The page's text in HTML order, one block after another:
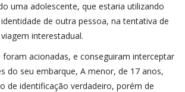
uma adolescente, que estaria utilizando
de outra pessoa, na tentativa de
interestadual.
foram acionadas, e conseguiram interceptar
do seu embarque, A menor, de 17 anos,
de identificação verdadeiro, porém de